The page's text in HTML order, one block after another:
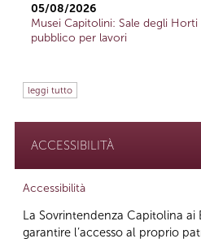
05/08/2026
Musei Capitolini: Sale degli
pubblico per lavori
leggi tutto
ACCESSIBILITÀ
Accessibilità
La Sovrintendenza Capitolina ai
garantire l’accesso al proprio